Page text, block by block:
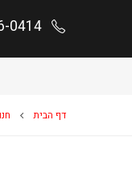
0414
דף הבית